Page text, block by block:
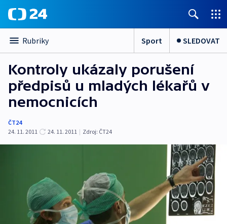
Rubriky Sport SLEDOVAT
Kontroly ukázaly porušení
předpisů u mladých lékařů v
nemocnicích
ČT24
24. 11. 2011
24. 11. 2011 | Zdroj: ČT24